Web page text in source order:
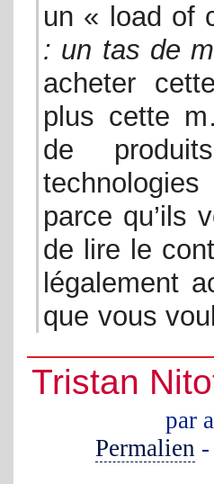
un « load of
: un tas de
acheter
plus cette
de
parce qu’ils
de lire le
légalement
que vous
Tristan
par
Permalien -